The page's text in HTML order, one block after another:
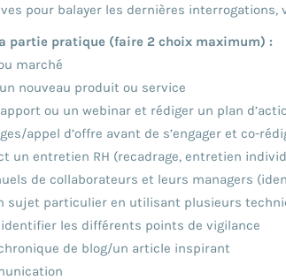
pour balayer les dernières interrogations,
partie pratique (faire 2 choix maximum) :
marché
nouveau produit ou service
ou un webinar et rédiger un plan
appel d’offre avant de s’engager et co-
un entretien RH (recadrage, entretien
de collaborateurs et leurs managers
sujet particulier en utilisant plusieurs
identifier les différents points de vigilance
de blog/un article inspirant